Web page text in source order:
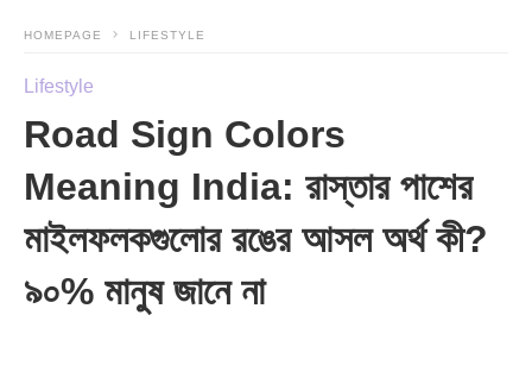
HOMEPAGE LIFESTYLE
Lifestyle
Road Sign Colors
Meaning India: রাস্তার পাশের
মাইলফলকগুলোর রঙের আসল অর্থ কী?
৯০% মানুষ জানে না